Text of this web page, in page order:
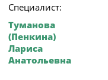
Специалист:
Туманова
(Пенкина)
Лариса
Анатольевна